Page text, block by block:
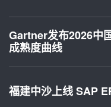
Gartner发布2026中
成熟度曲线
福建中沙上线 SAP